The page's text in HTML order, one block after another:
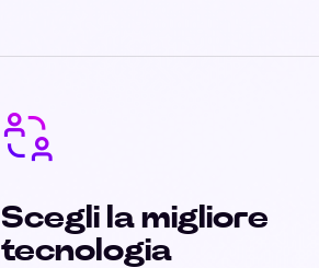
Scegli la migliore
tecnologia